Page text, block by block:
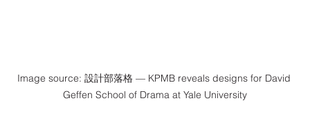
Image source: 設計部落格 — KPMB reveals designs for David
Geffen School of Drama at Yale University